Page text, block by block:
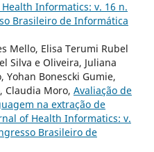
Health Informatics: v. 16 n.
Brasileiro de Informática
Mello, Elisa Terumi Rubel
Silva e Oliveira, Juliana
Bonescki Gumie,
Claudia Moro, Avaliação de
na extração de
of Health Informatics: v.
Brasileiro de